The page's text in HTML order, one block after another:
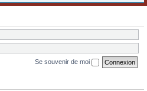
Se souvenir de moi